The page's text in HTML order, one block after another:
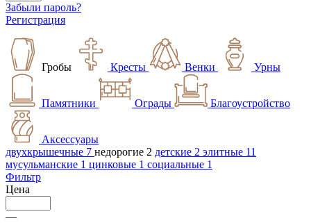
Забыли пароль?
Регистрация
Гробы Кресты Венки Урны
Памятники Ограды Благоустройство
Аксессуары
двухкрышечные 7 недорогие 2 детские 2 элитные 11
мусульманские 1 цинковые 1 социальные 1
Фильтр
Цена
—